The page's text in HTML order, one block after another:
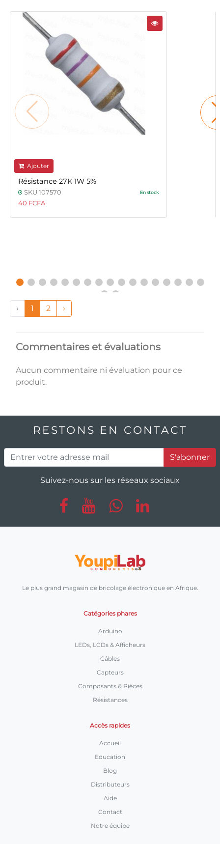
Ajouter
Résistance 27K 1W 5%
SKU 107570 En stock
40 FCFA
‹ 1 2 ›
Commentaires et évaluations
Aucun commentaire ni évaluation pour ce
produit.
RESTONS EN CONTACT
S'abonner
Suivez-nous sur les réseaux sociaux
Le plus grand magasin de bricolage électronique en Afrique.
Catégories phares
Arduino
LEDs, LCDs & Afficheurs
Câbles
Capteurs
Composants & Pièces
Résistances
Accès rapides
Accueil
Education
Blog
Distributeurs
Aide
Contact
Notre équipe